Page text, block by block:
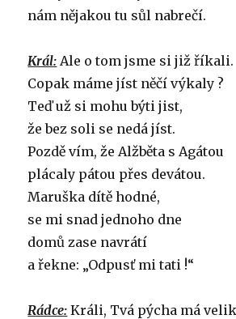
nám nějakou tu sůl nabrečí.
Král: Ale o tom jsme si již říkali.
Copak máme jíst něčí výkaly ?
Teď už si mohu býti jist,
že bez soli se nedá jíst.
Pozdě vím, že Alžběta s Agátou
plácaly pátou přes devátou.
Maruška dítě hodné,
se mi snad jednoho dne
domů zase navrátí
a řekne: „Odpusť mi tati !“
Rádce: Králi, Tvá pýcha má